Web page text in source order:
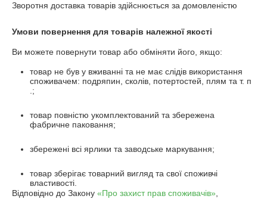
Зворотня доставка товарів здійснюється за домовленістю
Умови повернення для товарів належної якості
Ви можете повернути товар або обміняти його, якщо:
товар не був у вживанні та не має слідів використання
споживачем: подряпин, сколів, потертостей, плям та т. п
.;
товар повністю укомплектований та збережена
фабричне паковання;
збережені всі ярлики та заводське маркування;
товар зберігає товарний вигляд та свої споживчі
властивості.
Відповідно до Закону «Про захист прав споживачів»